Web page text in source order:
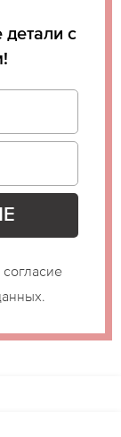
детали с